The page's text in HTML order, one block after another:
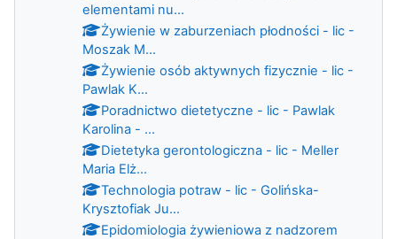
elementami nu...
Żywienie w zaburzeniach płodności - lic -
Moszak M...
Żywienie osób aktywnych fizycznie - lic -
Pawlak K...
Poradnictwo dietetyczne - lic - Pawlak
Karolina - ...
Dietetyka gerontologiczna - lic - Meller
Maria Elż...
Technologia potraw - lic - Golińska-
Krysztofiak Ju...
Epidomiologia żywieniowa z nadzorem